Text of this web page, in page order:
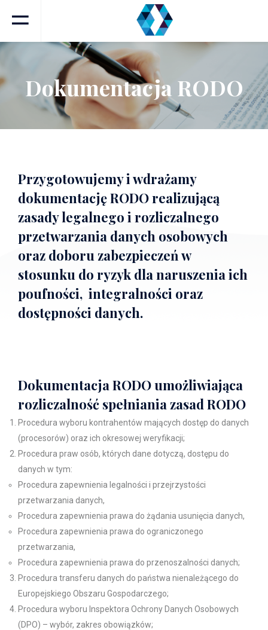
Dokumentacja RODO
Przygotowujemy i wdrażamy
dokumentację RODO realizującą
zasady legalnego i rozliczalnego
przetwarzania danych osobowych
oraz doboru zabezpieczeń w
stosunku do ryzyk dla naruszenia ich
poufności, integralności oraz
dostępności danych.
Dokumentacja RODO umożliwiająca
rozliczalność spełniania zasad RODO
Procedura wyboru kontrahentów mających dostęp do danych
(procesorów) oraz ich okresowej weryfikacji;
Procedura praw osób, których dane dotyczą, dostępu do
danych w tym:
Procedura zapewnienia legalności i przejrzystości
przetwarzania danych,
Procedura zapewnienia prawa do żądania usunięcia danych,
Procedura zapewnienia prawa do ograniczonego
przetwarzania,
Procedura zapewnienia prawa do przenoszalności danych;
Procedura transferu danych do państwa nienależącego do
Europejskiego Obszaru Gospodarczego;
Procedura wyboru Inspektora Ochrony Danych Osobowych
(DPO) – wybór, zakres obowiązków;